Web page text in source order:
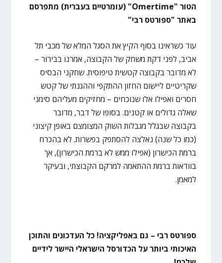
הטור "Omertime" (עומרטיים בעברית) מתפרסם
באתר "ספורטס רבי"
עוד כשראינו בסוף הקיץ את הסגל המלא של מכבי תל
אביב, לפני דקת משחק של הקבוצה, אמרנו בבירור –
לא מדובר בקבוצה קטשית טיפוסית. שחקני הבסיס
שקריטיים ליישום החזון ההתקפי וההגנתי של קטש
חסרים ואפילו אלו שנוכחים – מחזיקים מעליהם סימני
שאלה גדולים או קטנים. בסופו של דבר, מדובר
בקבוצה שבגלל מגבלות השוק המצומצם באופן קיצוני
(כמו כל שנה) נאלצה להסתפק בפשרות. לא בהכרח
ברמת הכישרון (אפילו ממש לא ברמת הכישרון), אך
בוודאות ברמת ההתאמה למרקם הקבוצתי, ובעיקר
למאמן.
ספורטס רבי – גם באפליקציה! כל העדכונים והתוכן
האיכותי ביותר על הכדורסל הישראלי היישר לידיים